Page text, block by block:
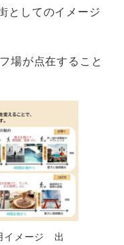
としてのイメージ
場が点在すること
イメージ 出